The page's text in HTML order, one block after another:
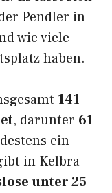
Pendler in
wie viele
haben.
141
, darunter 61
ein
in Kelbra
unter 25